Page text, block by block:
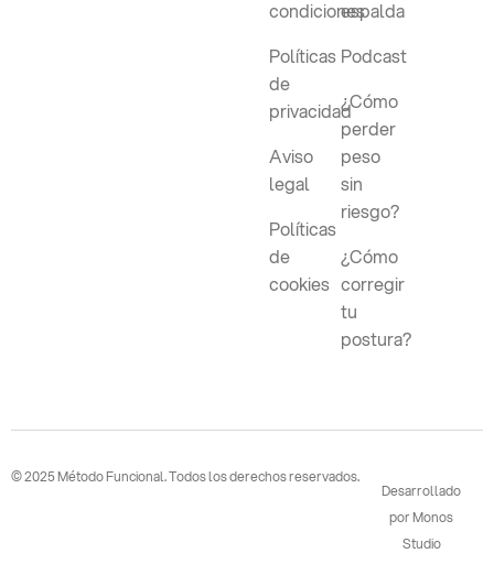
condiciones
Políticas
de
privacidad
Aviso
legal
Políticas
de
cookies
espalda
Podcast
¿Cómo
perder
peso
sin
riesgo?
¿Cómo
corregir
tu
postura?
© 2025 Método Funcional. Todos los derechos reservados.
Desarrollado
por Monos
Studio